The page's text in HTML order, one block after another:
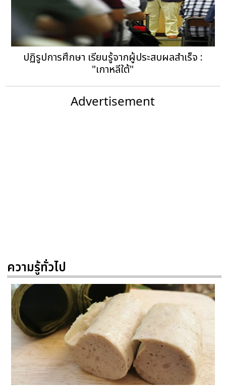
ปฏิรูปการศึกษา เรียนรู้จากผู้ประสบผลสำเร็จ :
"เกาหลีใต้"
Advertisement
ความรู้ทั่วไป